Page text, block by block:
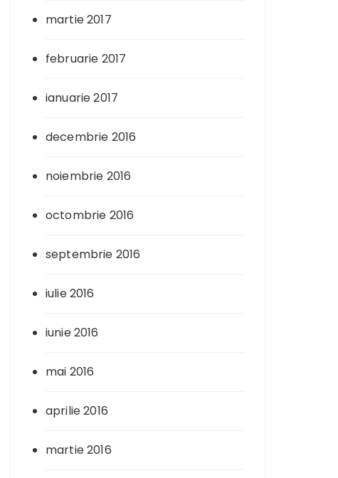
martie 2017
februarie 2017
ianuarie 2017
decembrie 2016
noiembrie 2016
octombrie 2016
septembrie 2016
iulie 2016
iunie 2016
mai 2016
aprilie 2016
martie 2016